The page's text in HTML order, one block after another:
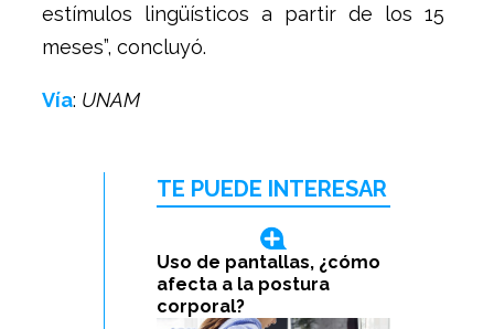
estímulos lingüísticos a partir de los 15
meses”, concluyó.
Vía: UNAM
TE PUEDE INTERESAR
Uso de pantallas, ¿cómo
afecta a la postura
corporal?